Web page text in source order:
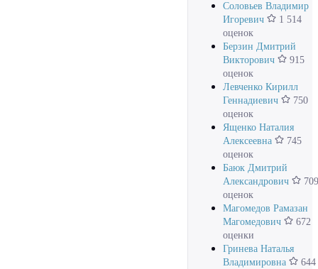
Соловьев Владимир
Игоревич
1 514
оценок
Берзин Дмитрий
Викторович
915
оценок
Левченко Кирилл
Геннадиевич
750
оценок
Ященко Наталия
Алексеевна
745
оценок
Баюк Дмитрий
Александрович
709
оценок
Магомедов Рамазан
Магомедович
672
оценки
Гринева Наталья
Владимировна
644